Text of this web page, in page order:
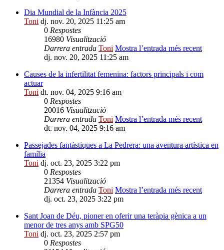
Dia Mundial de la Infància 2025
Toni dj. nov. 20, 2025 11:25 am
0 Respostes
16980 Visualització
Darrera entrada Toni Mostra l’entrada més recent
dj. nov. 20, 2025 11:25 am
Causes de la infertilitat femenina: factors principals i com
actuar
Toni dt. nov. 04, 2025 9:16 am
0 Respostes
20016 Visualització
Darrera entrada Toni Mostra l’entrada més recent
dt. nov. 04, 2025 9:16 am
Passejades fantàstiques a La Pedrera: una aventura artística en
família
Toni dj. oct. 23, 2025 3:22 pm
0 Respostes
21354 Visualització
Darrera entrada Toni Mostra l’entrada més recent
dj. oct. 23, 2025 3:22 pm
Sant Joan de Déu, pioner en oferir una teràpia gènica a un
menor de tres anys amb SPG50
Toni dj. oct. 23, 2025 2:57 pm
0 Respostes